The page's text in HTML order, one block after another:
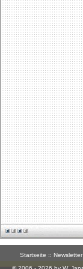
Startseite :: Newsletter